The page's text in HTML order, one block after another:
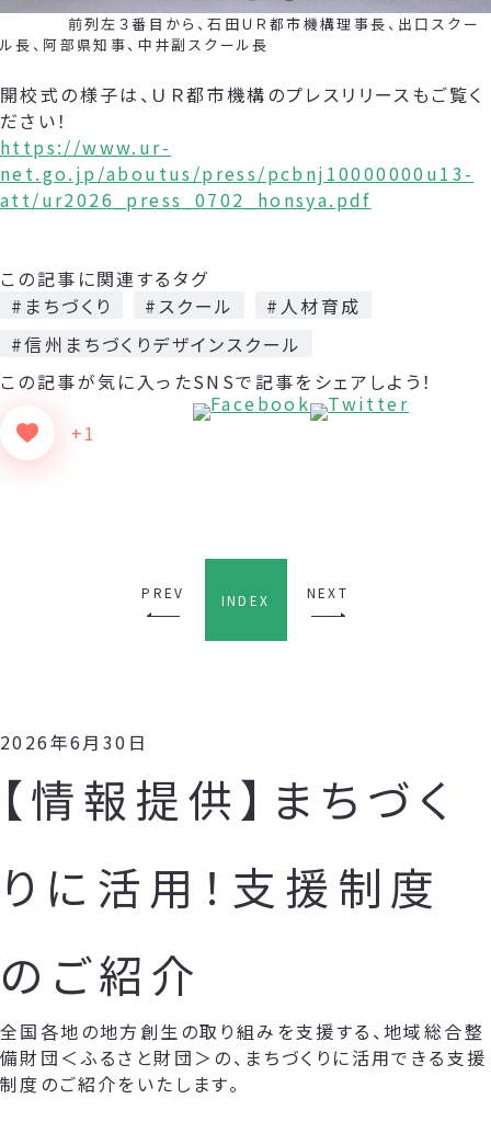
前列左３番目から、石田ＵＲ都市機構理事長、出口スクー
ル長、阿部県知事、中井副スクール長
開校式の様子は、ＵＲ都市機構のプレスリリースもご覧く
ださい！
https://www.ur-
net.go.jp/aboutus/press/pcbnj10000000u13-
att/ur2026_press_0702_honsya.pdf
この記事に関連するタグ
#まちづくり
#スクール
#人材育成
#信州まちづくりデザインスクール
この記事が気に入った
+1
SNSで記事をシェアしよう！
PREV INDEX NEXT
2026年6月30日
【情報提供】まちづく
りに活用！支援制度
のご紹介
全国各地の地方創生の取り組みを支援する、地域総合整
備財団＜ふるさと財団＞の、まちづくりに活用できる支援
制度のご紹介をいたします。